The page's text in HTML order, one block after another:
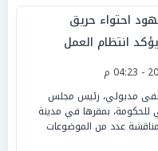
احتواء حريق
انتظام العمل
مدبولي، رئيس مجلس
للحكومة، بمقرها في مدينة
عدد من الموضوعات